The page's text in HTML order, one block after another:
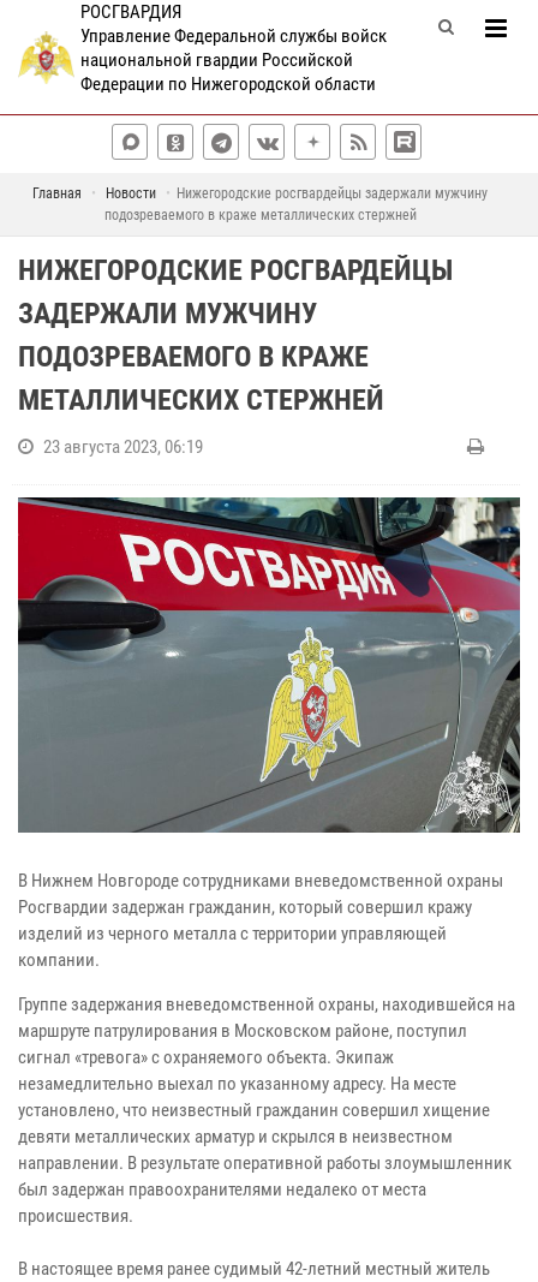
РОСГВАРДИЯ
Управление Федеральной службы войск
национальной гвардии Российской
Федерации по Нижегородской области
Главная Новости
Нижегородские росгвардейцы задержали мужчину
подозреваемого в краже металлических стержней
НИЖЕГОРОДСКИЕ РОСГВАРДЕЙЦЫ
ЗАДЕРЖАЛИ МУЖЧИНУ
ПОДОЗРЕВАЕМОГО В КРАЖЕ
МЕТАЛЛИЧЕСКИХ СТЕРЖНЕЙ
23 августа 2023, 06:19
В Нижнем Новгороде сотрудниками вневедомственной охраны
Росгвардии задержан гражданин, который совершил кражу
изделий из черного металла с территории управляющей
компании.
Группе задержания вневедомственной охраны, находившейся на
маршруте патрулирования в Московском районе, поступил
сигнал «тревога» с охраняемого объекта. Экипаж
незамедлительно выехал по указанному адресу. На месте
установлено, что неизвестный гражданин совершил хищение
девяти металлических арматур и скрылся в неизвестном
направлении. В результате оперативной работы злоумышленник
был задержан правоохранителями недалеко от места
происшествия.
В настоящее время ранее судимый 42-летний местный житель